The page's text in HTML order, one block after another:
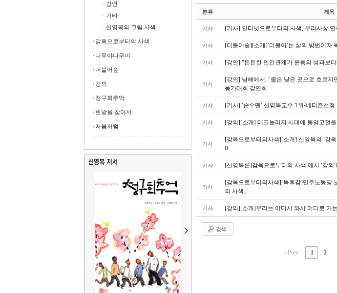
ㆍ강연
ㆍ기타
ㆍ신영복의 그림 사색
감옥으로부터의 사색
나무야나무야
더불어숲
강의
청구회추억
변방을 찾아서
처음처럼
분류 제목
기사 [기사] 인터넷으로부터의 사색, 우리사상
기사 [더불어숲][소개]'더불어'는 삶의 방법이자
기사 [강연] "튼튼한 인간관계가 운동의 성과보
기사
[강연] 남해에서, "물은 낮은 곳으로 흐르
동가대회 강연회
기사 [기사] '순수맨' 신영복교수 1위-네티즌선정
기사 [강의][소개] 테크놀러지 시대에 동양고전
기사
[감옥으로부터의사색][소개] 신영복의 '감
0
기사 [신영복론]감옥으로부터의 사색'에서 '강의'
기사
[감옥으로부터의사색][독후감]민주노동당
의 사색」
기사 [강의][소개]우리는 어디서 와서 어디로 가
검색
‹ Prev 1 2
Sketchbook5, 스케
Sketchbook5, 스케